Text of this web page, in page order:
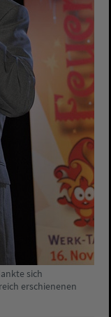
sich
erschienenen